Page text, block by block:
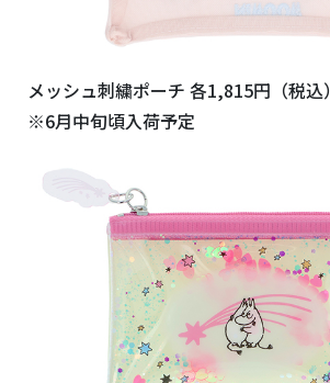
メッシュ刺繍ポーチ 各1,815円（税込）
※6月中旬頃入荷予定